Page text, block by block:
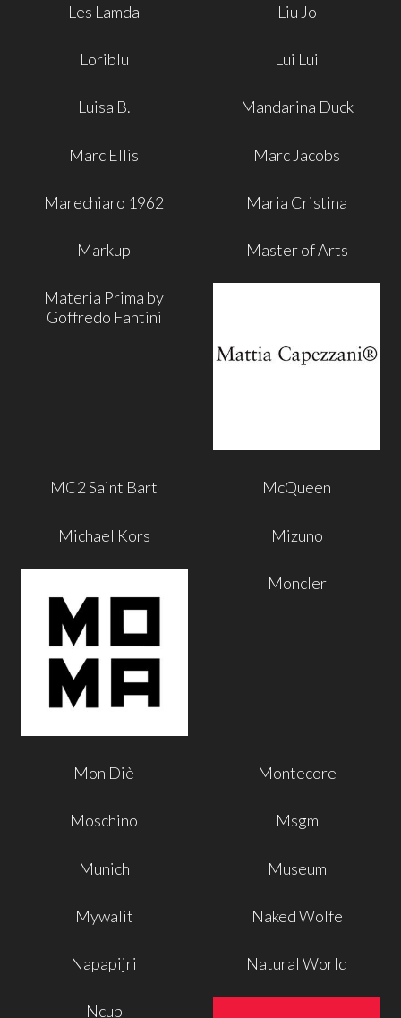
Les Lamda Liu Jo
Loriblu Lui Lui
Luisa B. Mandarina Duck
Marc Ellis Marc Jacobs
Marechiaro 1962 Maria Cristina
Markup Master of Arts
Materia Prima by
Goffredo Fantini
MC2 Saint Bart McQueen
Michael Kors Mizuno
Moncler
Mon Diè Montecore
Moschino Msgm
Munich Museum
Mywalit Naked Wolfe
Napapijri Natural World
Ncub